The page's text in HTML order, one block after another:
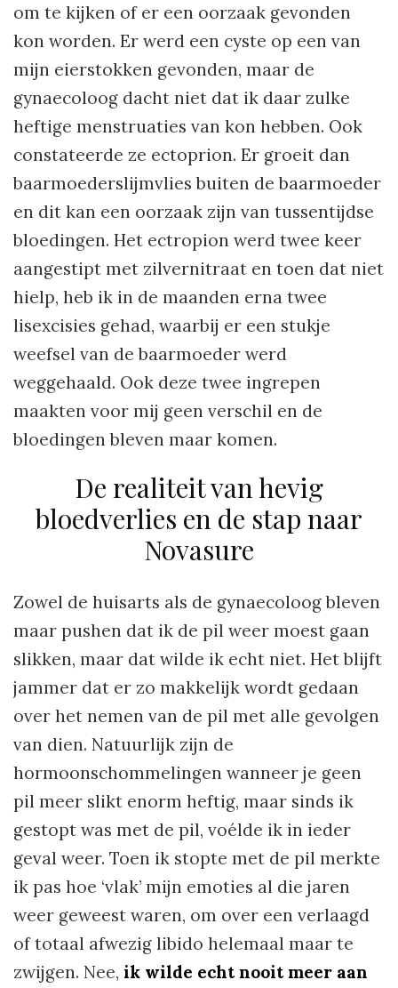
om te kijken of er een oorzaak gevonden
kon worden. Er werd een cyste op een van
mijn eierstokken gevonden, maar de
gynaecoloog dacht niet dat ik daar zulke
heftige menstruaties van kon hebben. Ook
constateerde ze ectoprion. Er groeit dan
baarmoederslijmvlies buiten de baarmoeder
en dit kan een oorzaak zijn van tussentijdse
bloedingen. Het ectropion werd twee keer
aangestipt met zilvernitraat en toen dat niet
hielp, heb ik in de maanden erna twee
lisexcisies gehad, waarbij er een stukje
weefsel van de baarmoeder werd
weggehaald. Ook deze twee ingrepen
maakten voor mij geen verschil en de
bloedingen bleven maar komen.
De realiteit van hevig
bloedverlies en de stap naar
Novasure
Zowel de huisarts als de gynaecoloog bleven
maar pushen dat ik de pil weer moest gaan
slikken, maar dat wilde ik echt niet. Het blijft
jammer dat er zo makkelijk wordt gedaan
over het nemen van de pil met alle gevolgen
van dien. Natuurlijk zijn de
hormoonschommelingen wanneer je geen
pil meer slikt enorm heftig, maar sinds ik
gestopt was met de pil, voélde ik in ieder
geval weer. Toen ik stopte met de pil merkte
ik pas hoe ‘vlak’ mijn emoties al die jaren
weer geweest waren, om over een verlaagd
of totaal afwezig libido helemaal maar te
zwijgen. Nee, ik wilde echt nooit meer aan